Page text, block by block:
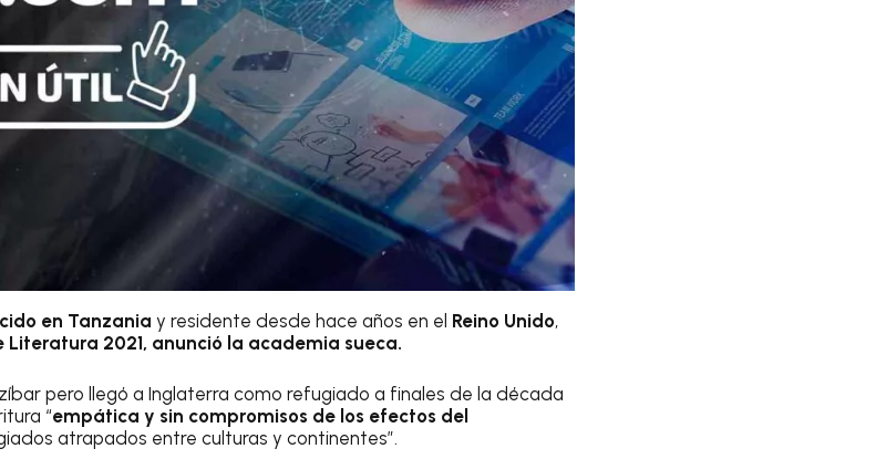
en Tanzania y residente desde hace años en el Reino Unido,
Literatura 2021, anunció la academia sueca.
pero llegó a Inglaterra como refugiado a finales de la década
“empática y sin compromisos de los efectos del
atrapados entre culturas y continentes”.